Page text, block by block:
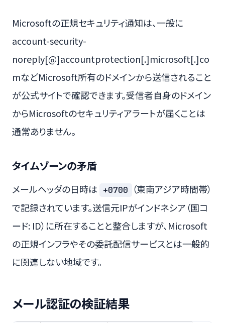
Microsoftの正規セキュリティ通知は、一般に
account-security-
noreply[@]accountprotection[.]microsoft[.]co
mなどMicrosoft所有のドメインから送信されること
が公式サイトで確認できます。受信者自身のドメイン
からMicrosoftのセキュリティアラートが届くことは
通常ありません。
タイムゾーンの矛盾
メールヘッダの日時は +0700 （東南アジア時間帯）
で記録されています。送信元IPがインドネシア（国コ
ード: ID）に所在することと整合しますが、Microsoft
の正規インフラやその委託配信サービスとは一般的
に関連しない地域です。
メール認証の検証結果